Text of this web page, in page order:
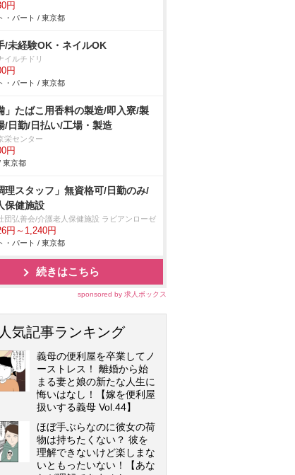
円
・パート / 東京都
/未経験OK・ネイルOK
イルチドリ
円
・パート / 東京都
」たばこ用香料の製造/即入寮/製
/日勤/日払い/工場・製造
栄センター
円
東京都
理スタッフ」無資格可/日勤のみ/
保健施設
団弘善会/介護老人保健施設 ラビアンローゼ
円～1,240円
・パート / 東京都
続きはこちら
sponsored by 求人ボックス
人気記事ランキング
義母の便利屋を卒業してノ
ーストレス！ 離婚から始
まる妻と娘の新たな人生に
悔いはなし！【嫁を便利屋
扱いする義母 Vol.44】
ほぼ手ぶらなのに彼女の荷
物は持ちたくない？ 彼を
理解できないけど楽しまな
いともったいない！【あな